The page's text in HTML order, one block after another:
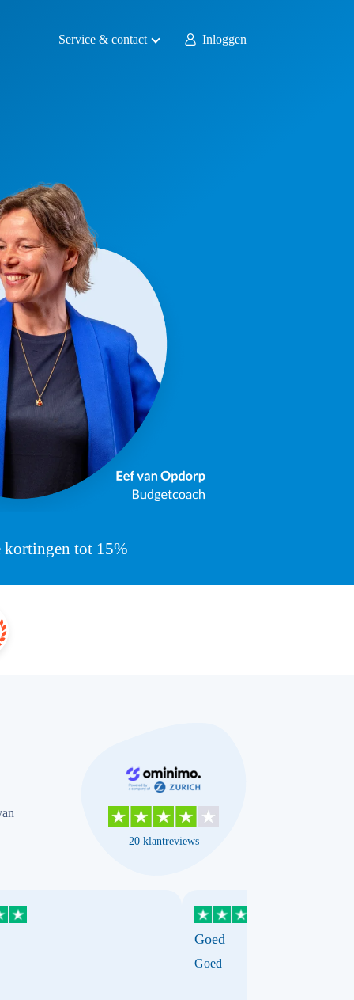
Service & contact Inloggen
kortingen tot 15%
20 klantreviews
Goed
Goed